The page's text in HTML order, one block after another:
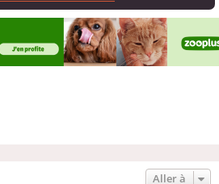
e
r
Aller à